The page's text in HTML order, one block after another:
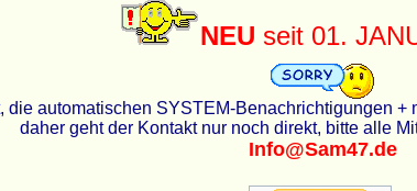
NEU seit 01.
die automatischen SYSTEM-Benachrichtigungen
daher geht der Kontakt nur noch direkt, bitte alle
Info@Sam47.de